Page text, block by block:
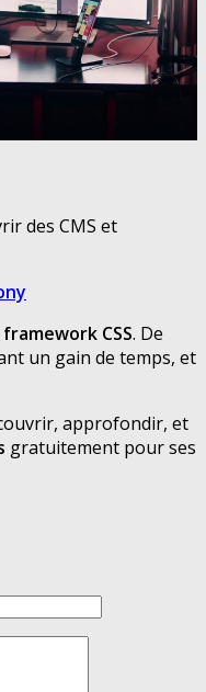
des CMS et
framework CSS. De
un gain de temps, et
approfondir, et
gratuitement pour ses